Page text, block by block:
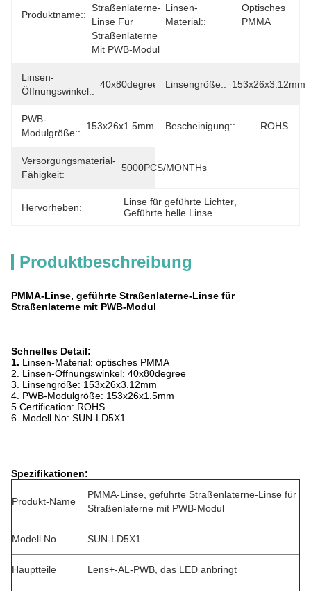
Produktname::
Straßenlaterne-
Linse Für
Straßenlaterne
Mit PWB-Modul
Linsen-
Material::
Optisches
PMMA
Linsen-
Öffnungswinkel::
40x80degree Linsengröße:: 153x26x3.12mm
PWB-
Modulgröße::
153x26x1.5mm Bescheinigung:: ROHS
Versorgungsmaterial-
Fähigkeit:
5000PCS/MONTHs
Hervorheben: Linse für geführte Lichter
Geführte helle Linse
Produktbeschreibung
PMMA-Linse, geführte Straßenlaterne-Linse für
Straßenlaterne mit PWB-Modul
Schnelles Detail:
1. Linsen-Material: optisches PMMA
2. Linsen-Öffnungswinkel: 40x80degree
3. Linsengröße: 153x26x3.12mm
4. PWB-Modulgröße: 153x26x1.5mm
5.Certification: ROHS
6. Modell No: SUN-LD5X1
Spezifikationen:
Produkt-Name
PMMA-Linse, geführte Straßenlaterne-Linse für
Straßenlaterne mit PWB-Modul
Modell No SUN-LD5X1
Hauptteile Lens+-AL-PWB, das LED anbringt